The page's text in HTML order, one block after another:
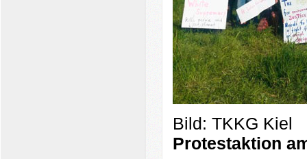
Bild: TKKG Kiel
Protestaktion